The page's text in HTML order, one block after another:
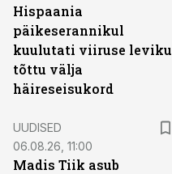
Hispaania
päikeserannikul
kuulutati viiruse leviku
tõttu välja
häireseisukord
UUDISED
06.08.26, 11:00
Madis Tiik asub